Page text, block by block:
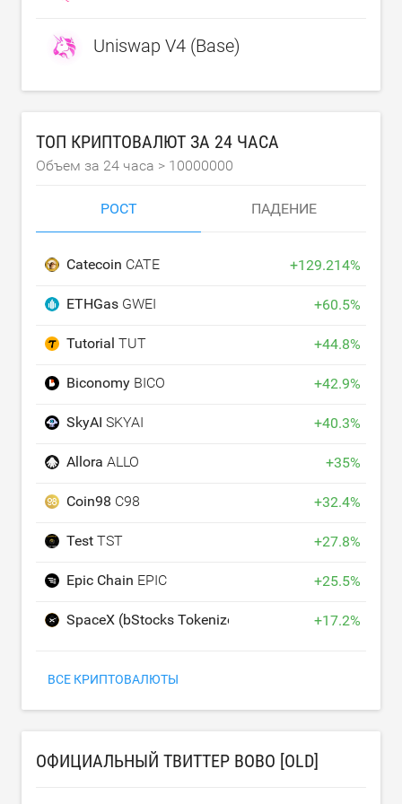
Uniswap V4 (Base)
ТОП КРИПТОВАЛЮТ ЗА 24 ЧАСА
Объем за 24 часа > 10000000
РОСТ ПАДЕНИЕ
Catecoin CATE +129.214%
ETHGas GWEI +60.5%
Tutorial TUT +44.8%
Biconomy BICO +42.9%
SkyAI SKYAI +40.3%
Allora ALLO +35%
Coin98 C98 +32.4%
Test TST +27.8%
Epic Chain EPIC +25.5%
SpaceX (bStocks Tokenized Stock) SPCXB
+17.2%
ВСЕ КРИПТОВАЛЮТЫ
ОФИЦИАЛЬНЫЙ ТВИТТЕР BOBO [OLD]